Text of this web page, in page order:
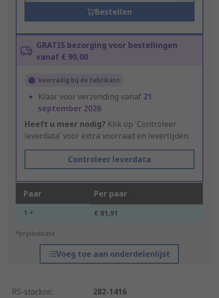
Bestellen
GRATIS bezorging voor bestellingen
vanaf € 90,00
Voorradig bij de fabrikant
Klaar voor verzending vanaf 21
september 2026
Heeft u meer nodig? Klik op 'Controleer
leverdata' voor extra voorraad en levertijden.
Controleer leverdata
Paar Per paar
1 + € 81,91
*prijsindicatie
Voeg toe aan onderdelenlijst
RS-stocknr.:
282-1416